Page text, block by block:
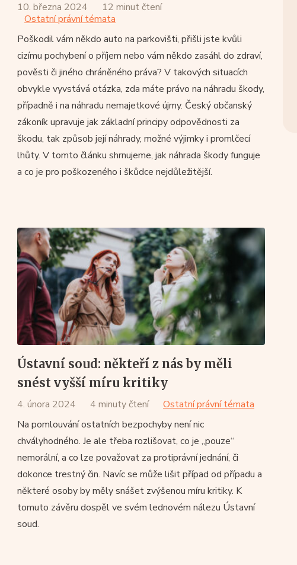
10. března 2024
12 minut čtení
Ostatní právní témata
Poškodil vám někdo auto na parkovišti, přišli jste kvůli
cizímu pochybení o příjem nebo vám někdo zasáhl do zdraví,
pověsti či jiného chráněného práva? V takových situacích
obvykle vyvstává otázka, zda máte právo na náhradu škody,
případně i na náhradu nemajetkové újmy. Český občanský
zákoník upravuje jak základní principy odpovědnosti za
škodu, tak způsob její náhrady, možné výjimky i promlčecí
lhůty. V tomto článku shrnujeme, jak náhrada škody funguje
a co je pro poškozeného i škůdce nejdůležitější.
Ústavní soud: někteří z nás by měli
snést vyšší míru kritiky
4. února 2024 4 minuty čtení
Ostatní právní témata
Na pomlouvání ostatních bezpochyby není nic
chvályhodného. Je ale třeba rozlišovat, co je „pouze“
nemorální, a co lze považovat za protiprávní jednání, či
dokonce trestný čin. Navíc se může lišit případ od případu a
některé osoby by měly snášet zvýšenou míru kritiky. K
tomuto závěru dospěl ve svém lednovém nálezu Ústavní
soud.